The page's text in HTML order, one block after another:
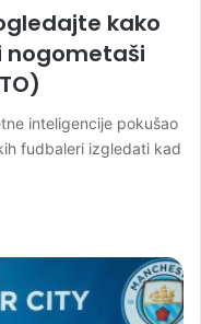
kako
nogometaši
inteligencije pokušao
fudbaleri izgledati kad